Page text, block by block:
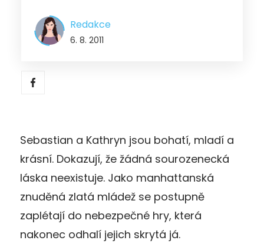
Redakce
6. 8. 2011
Sebastian a Kathryn jsou bohatí, mladí a
krásní. Dokazují, že žádná sourozenecká
láska neexistuje. Jako manhattanská
znuděná zlatá mládež se postupně
zaplétají do nebezpečné hry, která
nakonec odhalí jejich skrytá já.